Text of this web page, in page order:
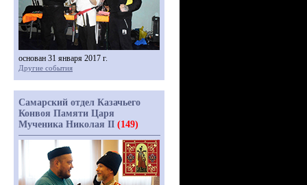
основан 31 января 2017 г.
Другие события
Самарский отдел Казачьего
Конвоя Памяти Царя
Мученика Николая II (149)